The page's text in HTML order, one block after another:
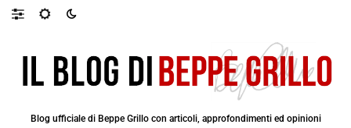
Blog ufficiale di Beppe Grillo con articoli, approfondimenti ed opinioni